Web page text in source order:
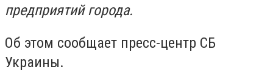
предприятий города.
Об этом сообщает пресс-центр СБ
Украины.